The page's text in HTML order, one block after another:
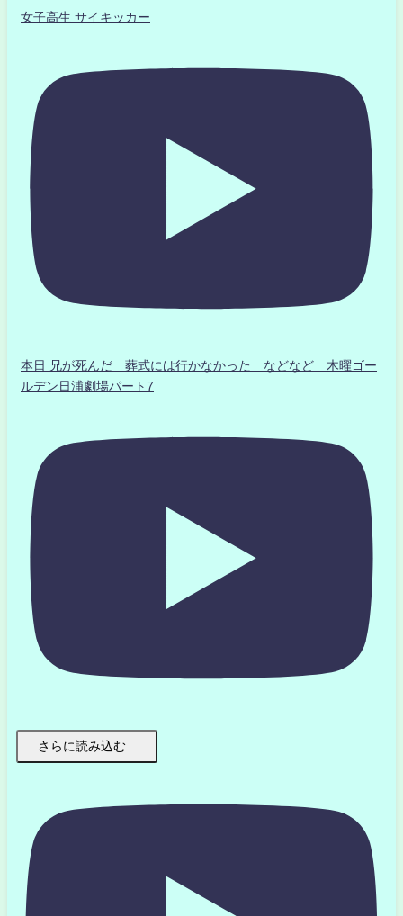
女子高生 サイキッカー
本日 兄が死んだ 葬式には行かなかった などなど 木曜ゴー
ルデン日浦劇場パート7
さらに読み込む...